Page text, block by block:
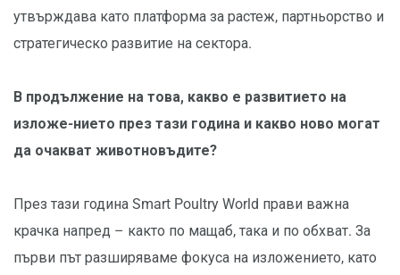
утвърждава като платформа за растеж, партньорство и
стратегическо развитие на сектора.
В продължение на това, какво е развитието на
изложе-нието през тази година и какво ново могат
да очакват животновъдите?
През тази година Smart Poultry World прави важна
крачка напред – както по мащаб, така и по обхват. За
първи път разширяваме фокуса на изложението, като